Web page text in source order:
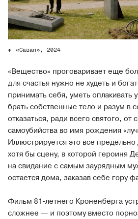
«Саван», 2024
«Вещество» проговаривает еще
для счастья нужно не худеть и
принимать себя, уметь оплакивать
брать собственные тело и разум в
отказаться, ради всего святого, от
самоубийства во имя рождения
Иллюстрируется это все предельно
хотя бы сцену, в которой героиня
на свидание с самым заурядным
остается дома, заказав себе гору
Фильм 81-летнего Кроненберга
сложнее — и поэтому вместо